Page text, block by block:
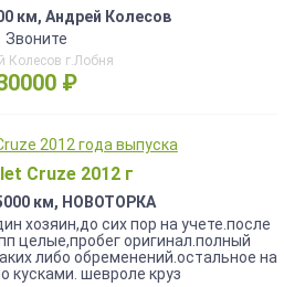
км, Андрей Колесов
Звоните
Колесов г.Лобня
₽
Cruze 2012 г
км, НОВОТОРКА
хозяин,до сих пор на учете.после
целые,пробег оригинал.полный
либо обременений.остальное на
кусками. шевроле круз